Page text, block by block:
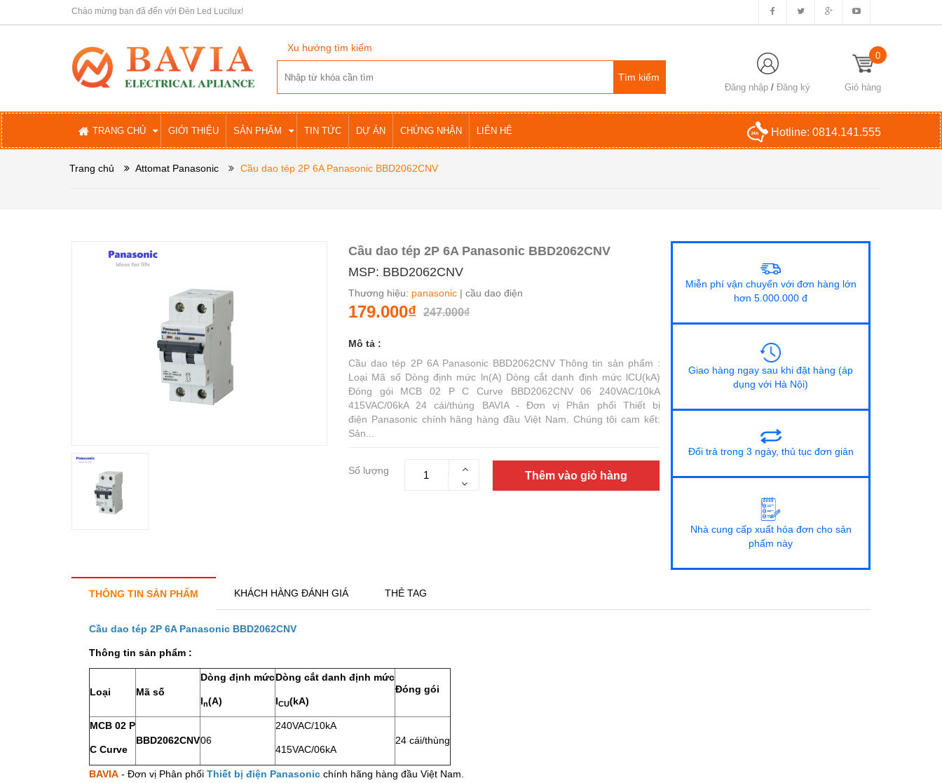
Chào mừng bạn đã đến với Đèn Led Lucilux!
Xu hướng tìm kiếm
Đăng nhập /Đăng ký Giỏ hàng
0
TRANG CHỦ GIỚI THIỆU SẢN PHẨM TIN TỨC DỰ ÁN CHỨNG NHẬN LIÊN HỆ Hotline: 0814.141.555
Trang chủ Attomat Panasonic Cầu dao tép 2P 6A Panasonic BBD2062CNV
Cầu dao tép 2P 6A Panasonic BBD2062CNV
MSP: BBD2062CNV
Thương hiệu: panasonic | cầu dao điện
179.000₫ 247.000₫
Mô tả :
Cầu dao tép 2P 6A Panasonic BBD2062CNV Thông tin sản phẩm :
Loại Mã số Dòng định mức ln(A) Dòng cắt danh định mức lCU(kA)
Đóng gói MCB 02 P C Curve BBD2062CNV 06 240VAC/10kA
415VAC/06kA 24 cái/thùng BAVIA - Đơn vị Phân phối Thiết bị
điện Panasonic chính hãng hàng đầu Việt Nam. Chúng tôi cam kết:
Sản...
Số lượng Thêm vào giỏ hàng
Miễn phí vận chuyển với đơn hàng lớn
hơn 5.000.000 đ
Giao hàng ngay sau khi đặt hàng (áp
dụng với Hà Nội)
Đổi trả trong 3 ngày, thủ tục đơn giản
Nhà cung cấp xuất hóa đơn cho sản
phẩm này
THÔNG TIN SẢN PHẨM KHÁCH HÀNG ĐÁNH GIÁ THẺ TAG
Cầu dao tép 2P 6A Panasonic BBD2062CNV
Thông tin sản phẩm :
Loại Mã số
Dòng định mức
ln(A)
Dòng cắt danh định mức
lCU(kA)
Đóng gói
MCB 02 P
C Curve
BBD2062CNV06
240VAC/10kA
415VAC/06kA
24 cái/thùng
BAVIA - Đơn vị Phân phối Thiết bị điện Panasonic chính hãng hàng đầu Việt Nam.